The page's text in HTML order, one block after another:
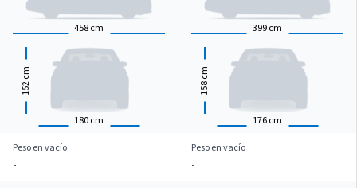
458 cm
180 cm
152
cm
399 cm
176 cm
158
cm
Peso en vacío
-
Peso en vacío
-